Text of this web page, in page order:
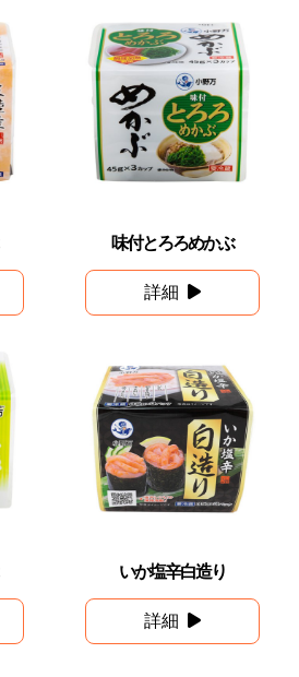
味付とろろめかぶ
詳細
いか塩辛白造り
詳細